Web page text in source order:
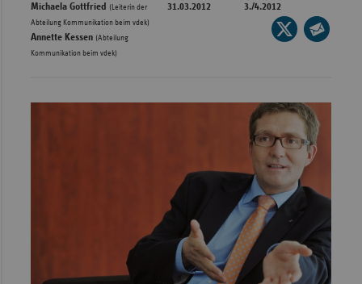
Hessen
Michaela Gottfried (Leiterin der
Abteilung Kommunikation beim vdek),
Annette Kessen (Abteilung
Kommunikation beim vdek)
31.03.2012 3./4.2012
Seite
auf
teilen